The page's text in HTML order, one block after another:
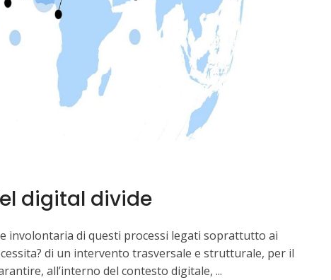
digital divide
involontaria di questi processi legati soprattutto ai
di un intervento trasversale e strutturale, per il
all’interno del contesto digitale,